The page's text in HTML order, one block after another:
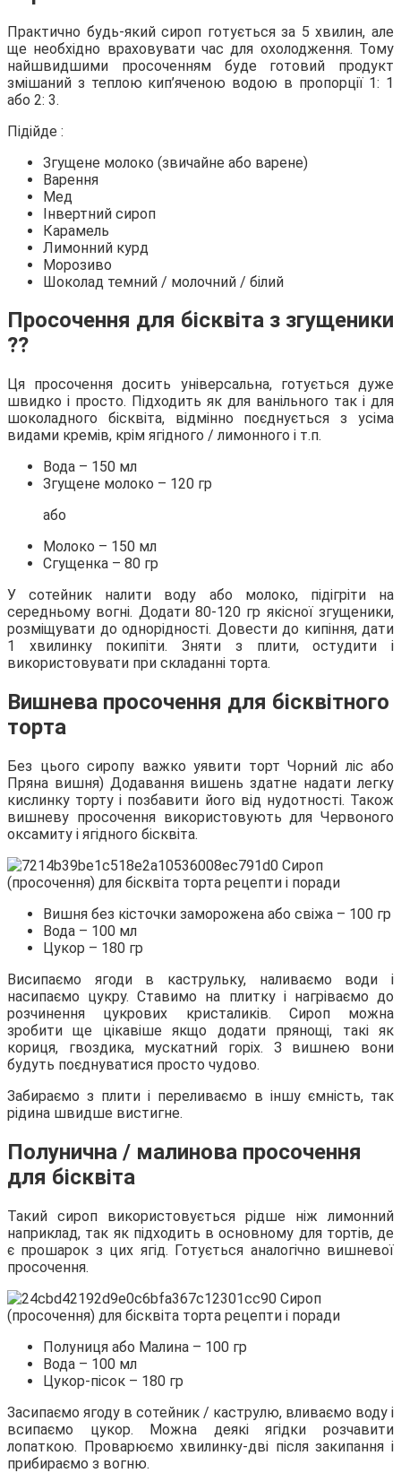
Практично будь-який сироп готується за 5 хвилин, але
ще необхідно враховувати час для охолодження. Тому
найшвидшими просоченням буде готовий продукт
змішаний з теплою кип’яченою водою в пропорції 1: 1
або 2: 3.
Підійде :
Згущене молоко (звичайне або варене)
Варення
Мед
Інвертний сироп
Карамель
Лимонний курд
Морозиво
Шоколад темний / молочний / білий
Просочення для бісквіта з згущеники
⁇
Ця просочення досить універсальна, готується дуже
швидко і просто. Підходить як для ванільного так і для
шоколадного бісквіта, відмінно поєднується з усіма
видами кремів, крім ягідного / лимонного і т.п.
Вода – 150 мл
Згущене молоко – 120 гр
або
Молоко – 150 мл
Сгущенка – 80 гр
У сотейник налити воду або молоко, підігріти на
середньому вогні. Додати 80-120 гр якісної згущеники,
розміщувати до однорідності. Довести до кипіння, дати
1 хвилинку покипіти. Зняти з плити, остудити і
використовувати при складанні торта.
Вишнева просочення для бісквітного
торта
Без цього сиропу важко уявити торт Чорний ліс або
Пряна вишня) Додавання вишень здатне надати легку
кислинку торту і позбавити його від нудотності. Також
вишневу просочення використовують для Червоного
оксамиту і ягідного бісквіта.
Вишня без кісточки заморожена або свіжа – 100 гр
Вода – 100 мл
Цукор – 180 гр
Висипаємо ягоди в каструльку, наливаємо води і
насипаємо цукру. Ставимо на плитку і нагріваємо до
розчинення цукрових кристаликів. Сироп можна
зробити ще цікавіше якщо додати прянощі, такі як
кориця, гвоздика, мускатний горіх. З вишнею вони
будуть поєднуватися просто чудово.
Забираємо з плити і переливаємо в іншу ємність, так
рідина швидше вистигне.
Полунична / малинова просочення
для бісквіта
Такий сироп використовується рідше ніж лимонний
наприклад, так як підходить в основному для тортів, де
є прошарок з цих ягід. Готується аналогічно вишневої
просочення.
Полуниця або Малина – 100 гр
Вода – 100 мл
Цукор-пісок – 180 гр
Засипаємо ягоду в сотейник / каструлю, вливаємо воду і
всипаємо цукор. Можна деякі ягідки розчавити
лопаткою. Проварюємо хвилинку-дві після закипання і
прибираємо з вогню.